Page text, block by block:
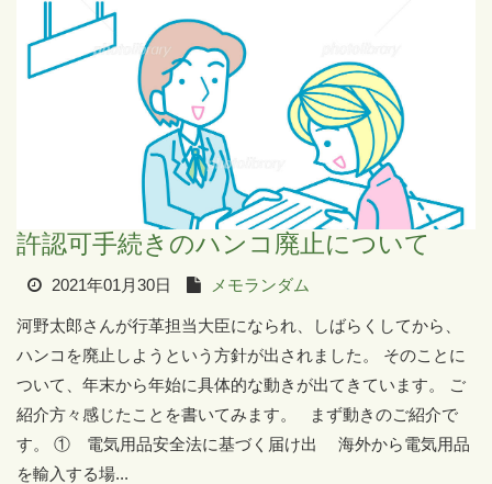
許認可手続きのハンコ廃止について
2021年01月30日 メモランダム
河野太郎さんが行革担当大臣になられ、しばらくしてから、
ハンコを廃止しようという方針が出されました。 そのことに
ついて、年末から年始に具体的な動きが出てきています。 ご
紹介方々感じたことを書いてみます。 まず動きのご紹介で
す。 ① 電気用品安全法に基づく届け出 海外から電気用品
を輸入する場...